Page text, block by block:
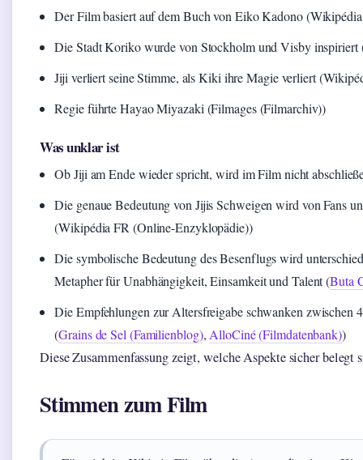
Der Film basiert auf dem Buch von Eiko Kadono
Die Stadt Koriko wurde von Stockholm und Visby
Jiji verliert seine Stimme, als Kiki ihre Magie verliert
Regie führte Hayao Miyazaki (Filmages (Filmarchiv))
Was unklar ist
Ob Jiji am Ende wieder spricht, wird im Film nicht
Die genaue Bedeutung von Jijis Schweigen wird von Fans
(Wikipédia FR (Online-Enzyklopädie))
Die symbolische Bedeutung des Besenflugs wird
Metapher für Unabhängigkeit, Einsamkeit und Talent (Buta
Die Empfehlungen zur Altersfreigabe schwanken zwischen
(Grains de Sel (Familienblog), AlloCiné (Filmdatenbank))
Diese Zusammenfassung zeigt, welche Aspekte sicher belegt
Stimmen zum Film